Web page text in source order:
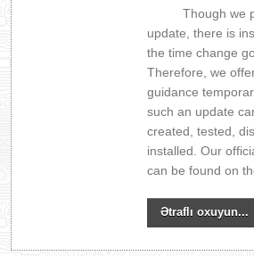
Though we
update, there is
the time change
Therefore, we
guidance
such an update
created, tested,
installed. Our
can be found on
Ətraflı oxuyun...